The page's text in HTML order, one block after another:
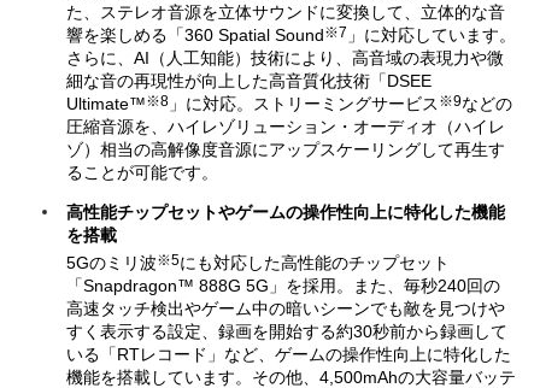
た、ステレオ音源を立体サウンドに変換して、立体的な音
響を楽しめる「360 Spatial Sound※7 」に対応しています。
さらに、AI（人工知能）技術により、高音域の表現力や微
細な音の再現性が向上した高音質化技術「DSEE
Ultimate™※8 」に対応。ストリーミングサービス ※9などの
圧縮音源を、ハイレゾリューション・オーディオ（ハイレ
ゾ）相当の高解像度音源にアップスケーリングして再生す
ることが可能です。
高性能チップセットやゲームの操作性向上に特化した機能
を搭載
5Gのミリ波※5にも対応した高性能のチップセット
「Snapdragon™ 888G 5G」を採用。また、毎秒240回の
高速タッチ検出やゲーム中の暗いシーンでも敵を見つけや
すく表示する設定、録画を開始する約30秒前から録画して
いる「RTレコード」など、ゲームの操作性向上に特化した
機能を搭載しています。その他、4,500mAhの大容量バッテ